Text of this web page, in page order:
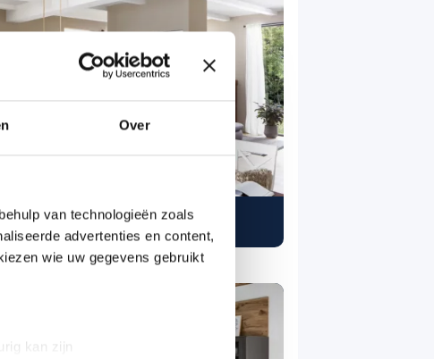
Over
van technologieën zoals
advertenties en content,
wie uw gegevens gebruikt
kan zijn